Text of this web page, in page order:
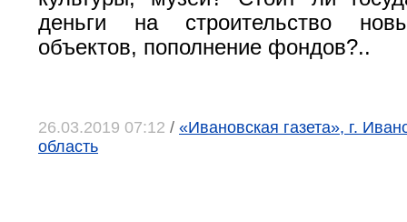
деньги на строительство
объектов, пополнение фондов?..
26.03.2019 07:12 / «Ивановская газета», г.
область